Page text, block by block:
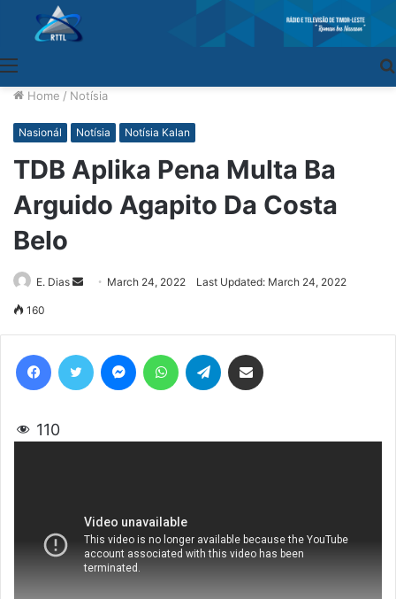
Home / Notísia
Nasionál Notísia Notísia Kalan
TDB Aplika Pena Multa Ba
Arguido Agapito Da Costa
Belo
E. Dias
SendMarch 24, 2022 Last Updated: March 24, 2022
160
110